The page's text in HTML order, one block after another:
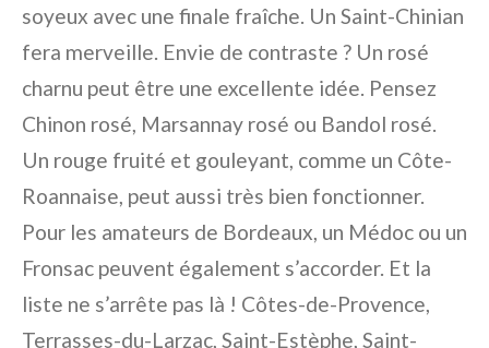
soyeux avec une finale fraîche. Un Saint-Chinian
fera merveille. Envie de contraste ? Un rosé
charnu peut être une excellente idée. Pensez
Chinon rosé, Marsannay rosé ou Bandol rosé.
Un rouge fruité et gouleyant, comme un Côte-
Roannaise, peut aussi très bien fonctionner.
Pour les amateurs de Bordeaux, un Médoc ou un
Fronsac peuvent également s’accorder. Et la
liste ne s’arrête pas là ! Côtes-de-Provence,
Terrasses-du-Larzac, Saint-Estèphe, Saint-